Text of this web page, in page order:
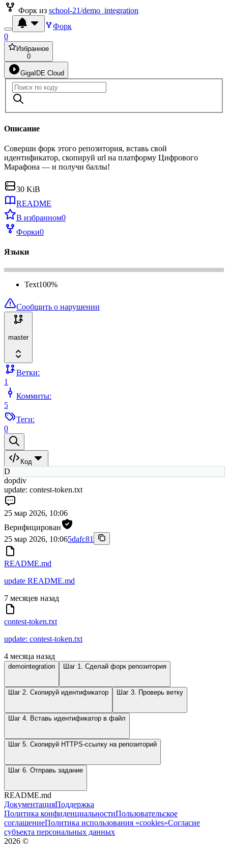
Форк из school-21/demo_integration
Форк
0
Избранное
0
GigaIDE Cloud
Описание
Соверши форк этого репозитория, вставь свой
идентификатор, скопируй url на платформу Цифрового
Марафона — и получи баллы!
30 KiB
README
В избранном0
Форки0
Языки
Text100%
Сообщить о нарушении
master
Ветки:
1
Коммиты:
5
Теги:
0
Код
D
dopdiv
update: contest-token.txt
25 мар 2026, 10:06
Верифицирован
25 мар 2026, 10:065dafc81
README.md
update README.md
7 месяцев назад
contest-token.txt
update: contest-token.txt
4 месяца назад
demointegration Шаг 1. Сделай форк репозитория
Шаг 2. Скопируй идентификатор Шаг 3. Проверь ветку
Шаг 4. Вставь идентификатор в файл
Шаг 5. Скопируй HTTPS-ссылку на репозиторий
Шаг 6. Отправь задание
README.md
ДокументацияПоддержка
Политика конфиденциальностиПользовательское
соглашениеПолитика использования «cookies»Согласие
субъекта персональных данных
2026 ©